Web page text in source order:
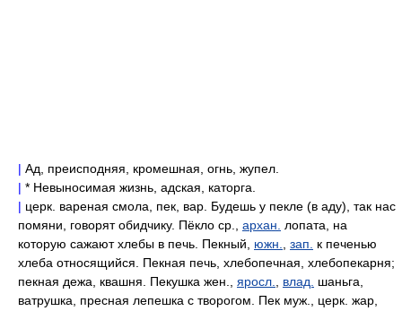
| Ад, преисподняя, кромешная, огнь, жупел.
| * Невыносимая жизнь, адская, каторга.
| церк. вареная смола, пек, вар. Будешь у пекле (в аду), так нас
помяни, говорят обидчику. Пёкло ср., архан.
лопата, на
которую сажают хлебы в печь. Пекный, южн. зап.
к печенью
хлеба относящийся. Пекная печь, хлебопечная, хлебопекарня;
пекная дежа, квашня. Пекушка жен., яросл. влад.
шаньга,
ватрушка, пресная лепешка с творогом. Пек муж., церк. жар,